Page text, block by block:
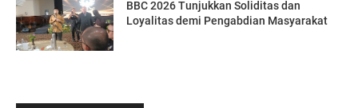
BBC 2026 Tunjukkan Soliditas dan
Loyalitas demi Pengabdian Masyarakat